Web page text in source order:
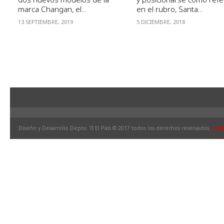
marca Changan, el...
13 SEPTIEMBRE, 2019
en el rubro, Santa...
5 DICIEMBRE, 2018
Diseño y Desarrollo Depto. TI El País © 2017 todos los derechos reservados.